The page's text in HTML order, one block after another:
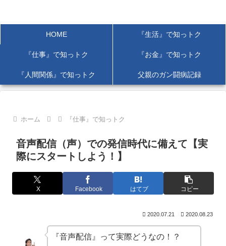
HOME 『生活』で知っトク
『仕事』で知っトク 『お金』で知っトク
『人間関係』で知っトク 父親のガン闘病記録
ホーム 『仕事』で知っトク
音声配信（声）での発信時代に備えて【実
際にスタートしよう！】
X Facebook はてブ コピー
2020.07.21 2020.08.23
『音声配信』って実際どうなの！？